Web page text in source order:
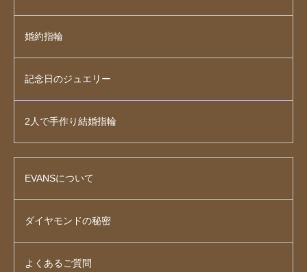
婚約指輪
記念日のジュエリー
2人で手作り結婚指輪
EVANSについて
ダイヤモンドの秘密
よくあるご質問